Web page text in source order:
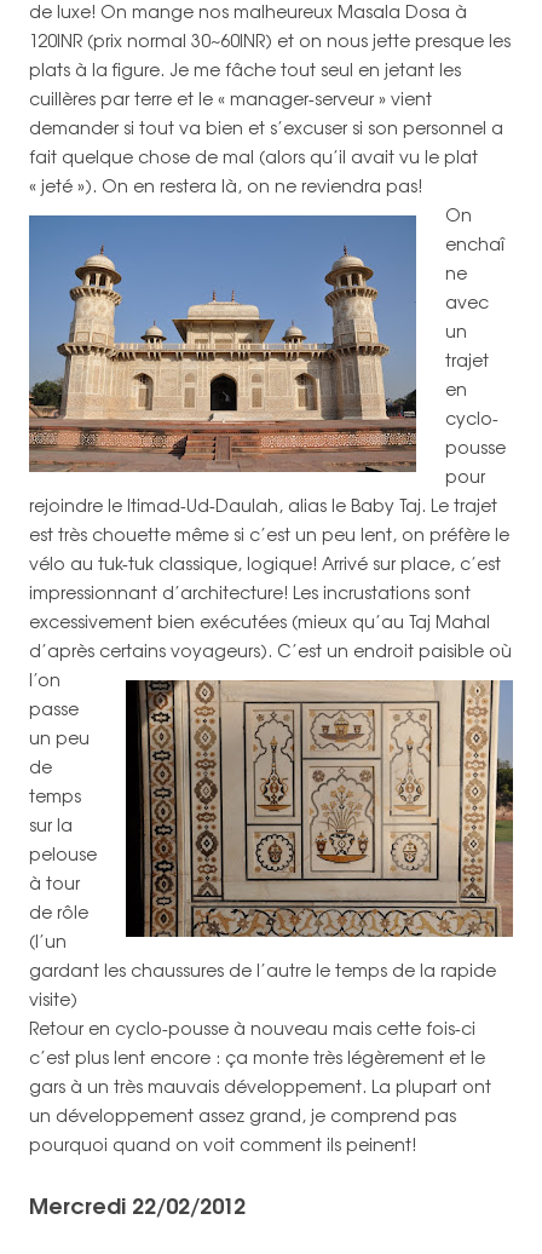
de luxe! On mange nos malheureux Masala Dosa à
120INR (prix normal 30~60INR) et on nous jette presque les
plats à la figure. Je me fâche tout seul en jetant les
cuillères par terre et le « manager-serveur » vient
demander si tout va bien et s’excuser si son personnel a
fait quelque chose de mal (alors qu’il avait vu le plat
« jeté »). On en restera là, on ne reviendra pas!
On
enchaî
ne
avec
un
trajet
en
cyclo-
pousse
pour
rejoindre le Itimad-Ud-Daulah, alias le Baby Taj. Le trajet
est très chouette même si c’est un peu lent, on préfère le
vélo au tuk-tuk classique, logique! Arrivé sur place, c’est
impressionnant d’architecture! Les incrustations sont
excessivement bien exécutées (mieux qu’au Taj Mahal
d’après certains voyageurs). C’est un endroit paisible où
l’on
passe
un peu
de
temps
sur la
pelouse
à tour
de rôle
(l’un
gardant les chaussures de l’autre le temps de la rapide
visite)
Retour en cyclo-pousse à nouveau mais cette fois-ci
c’est plus lent encore : ça monte très légèrement et le
gars à un très mauvais développement. La plupart ont
un développement assez grand, je comprend pas
pourquoi quand on voit comment ils peinent!
Mercredi 22/02/2012